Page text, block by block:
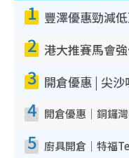
1
2
3
4
5